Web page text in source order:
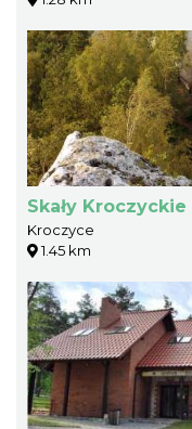
Skały Kroczyckie
Kroczyce
1.45 km